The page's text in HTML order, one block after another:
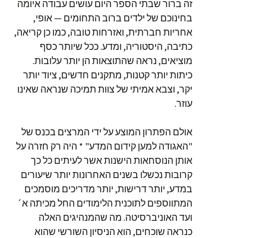
זה ברור שבתי הספר היום עושים עבודה איומה
בחינוכם של ילדים ברוב התחומים — אופי,
אחריות חברתית, ואזרחות טובה, כמו כן קריאה,
כתיבה, היסטוריה, ומדע. ככל שיותר כסף
מוציאים, נראה שהתוצאות הן יותר עלובות.
כיתות יותר קטנות, מתקנים חדשים, ציוד יותר
יקר, וצבא אמיתי של צוות תמיכה שנראה שאינו
עוזר.
אולם הפתרון המוצע על ידי המרצים בכנס של
"האגודה למען קידום המדע" * היה רק חזרה על
אותן הנוסחאות הישנות אשר לעיתים כל כך
קרובות נכשלו בשנים האחרונות יותר שיעורים
במדע, יותר דרישות, יותר מדריכים מוסמכים
המתווספים לתוכנית הלימודים החל מכיתה א´
ועד האוניברסיטה. מה שהמנהיגים האלה
כנראה שוכחים, הוא הניסיון השורשי שהוא